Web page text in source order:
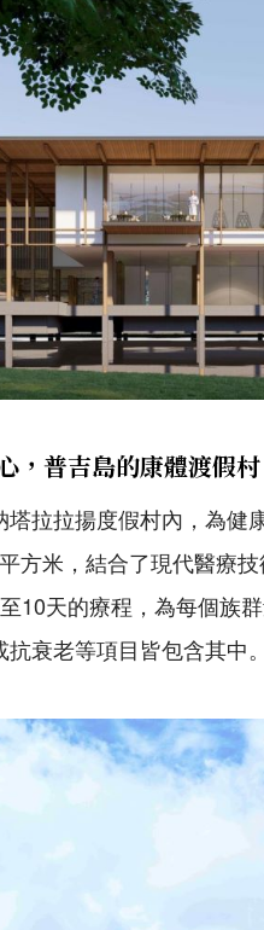
，普吉島的康體渡假村
拉拉揚度假村內，為健
方米，結合了現代醫療
10天的療程，為每個族
衰老等項目皆包含其中。